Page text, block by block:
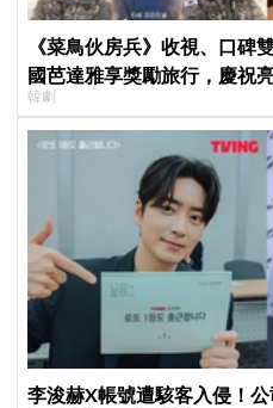
《菜鳥伙房兵》收視、口碑
國芭達雅享獎勵旅行，慶祝
韓劇
李浚赫X帳號遭駭客入侵！